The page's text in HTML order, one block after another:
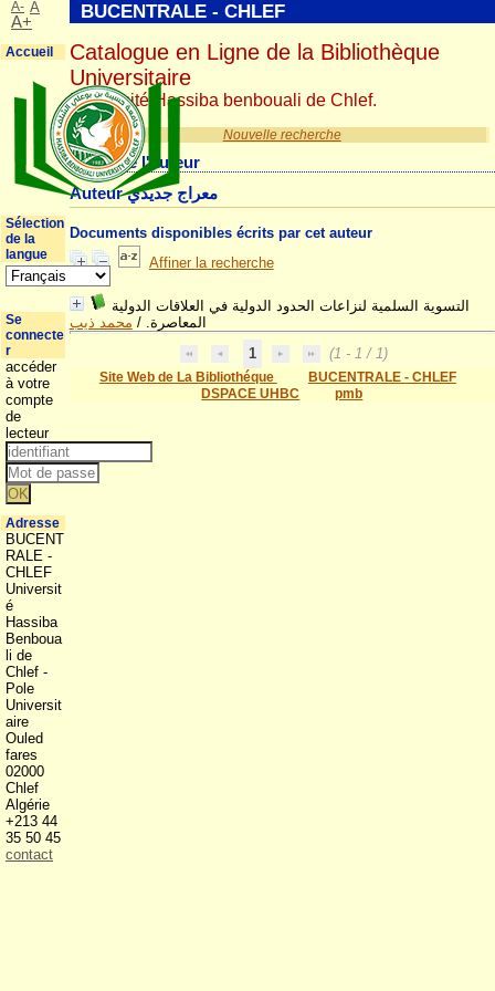
Nouvelle recherche
Détail de l'auteur
Auteur معراج جديدي
Documents disponibles écrits par cet auteur
Affiner la recherche
التسوية السلمية لنزاعات الحدود الدولية في العلاقات الدولية
المعاصرة. / محمد ذيب
1
(1 - 1 / 1)
Site Web de La Bibliothéque
BUCENTRALE - CHLEF
DSPACE UHBC
pmb
BUCENTRALE - CHLEF
Catalogue en Ligne de la Bibliothèque
Universitaire
Université Hassiba benbouali de Chlef.
A- A
A+
Accueil
Sélection
de la
langue
Se
connecte
r
accéder
à votre
compte
de
lecteur
Adresse
BUCENT
RALE -
CHLEF
Universit
é
Hassiba
Benboua
li de
Chlef -
Pole
Universit
aire
Ouled
fares
02000
Chlef
Algérie
+213 44
35 50 45
contact